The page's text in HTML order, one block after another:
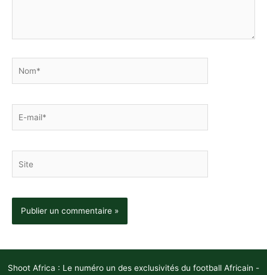
mail*
Shoot Africa : Le numéro un des exclusivités du football Africain -